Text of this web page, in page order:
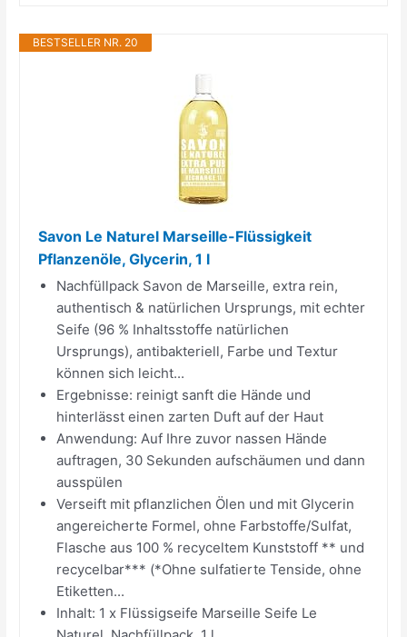
BESTSELLER NR. 20
Savon Le Naturel Marseille-Flüssigkeit
Pflanzenöle, Glycerin, 1 l
Nachfüllpack Savon de Marseille, extra rein,
authentisch & natürlichen Ursprungs, mit echter
Seife (96 % Inhaltsstoffe natürlichen
Ursprungs), antibakteriell, Farbe und Textur
können sich leicht...
Ergebnisse: reinigt sanft die Hände und
hinterlässt einen zarten Duft auf der Haut
Anwendung: Auf Ihre zuvor nassen Hände
auftragen, 30 Sekunden aufschäumen und dann
ausspülen
Verseift mit pflanzlichen Ölen und mit Glycerin
angereicherte Formel, ohne Farbstoffe/Sulfat,
Flasche aus 100 % recyceltem Kunststoff ** und
recycelbar*** (*Ohne sulfatierte Tenside, ohne
Etiketten...
Inhalt: 1 x Flüssigseife Marseille Seife Le